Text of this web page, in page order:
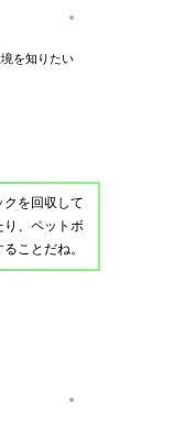
を知りたい
を回収して
り、ペットボ
ことだね。